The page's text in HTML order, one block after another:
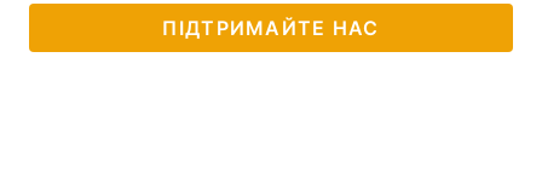
ПІДТРИМАЙТЕ НАС